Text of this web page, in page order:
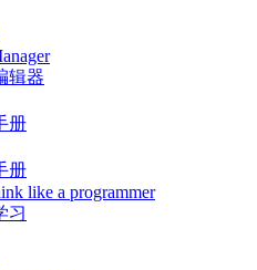
辑器
册
册
like a programmer
习